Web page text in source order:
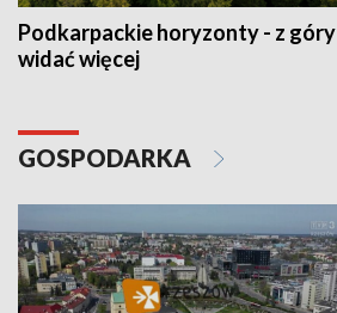
Podkarpackie horyzonty - z góry
widać więcej
GOSPODARKA